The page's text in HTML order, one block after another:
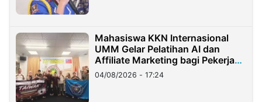
Mahasiswa KKN Internasional
UMM Gelar Pelatihan AI dan
Affiliate Marketing bagi Pekerja
Migran Indonesia di Taiwan
04/08/2026 - 17:24